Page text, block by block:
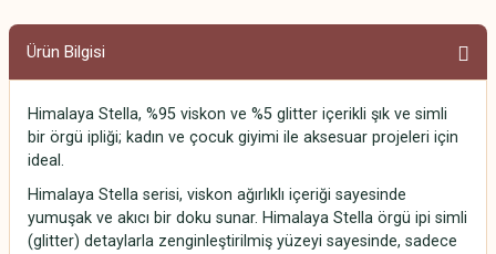
Ürün Bilgisi
Himalaya Stella, %95 viskon ve %5 glitter içerikli şık ve simli
bir örgü ipliği; kadın ve çocuk giyimi ile aksesuar projeleri için
ideal.
Himalaya Stella serisi, viskon ağırlıklı içeriği sayesinde
yumuşak ve akıcı bir doku sunar. Himalaya Stella örgü ipi simli
(glitter) detaylarla zenginleştirilmiş yüzeyi sayesinde, sadece